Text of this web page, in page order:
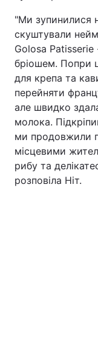
"Ми зупинилися
скуштували
Golosa
бріошем. Попри
для крепа та
перейняти
але швидко
молока.
ми продовжили
місцевими
рибу та
розповіла Ніт.